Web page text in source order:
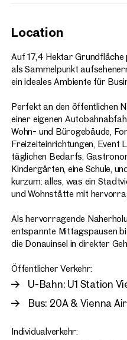
Location
Auf 17,4 Hektar
als Sammelpunkt
ein ideales Ambiente für
Perfekt an den öffentlichen
einer eigenen
Wohn- und Bürogebäude,
Freizeiteinrichtungen, Event
täglichen Bedarfs,
Kindergärten, eine Schule,
kurzum: alles, was ein
und Wohnstätte mit
Als hervorragende
entspannte Mittagspausen
die Donauinsel in direkter
Öffentlicher Verkehr:
U-Bahn: U1 Station
Bus: 20A & Vienna
Individualverkehr: